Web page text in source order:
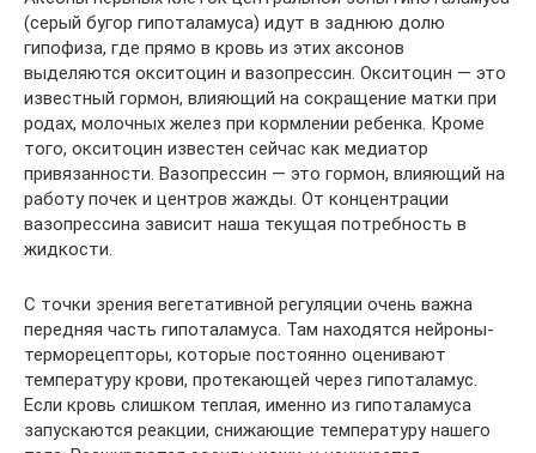
(серый бугор гипоталамуса) идут в заднюю долю
гипофиза, где прямо в кровь из этих аксонов
выделяются окситоцин и вазопрессин. Окситоцин — это
известный гормон, влияющий на сокращение матки при
родах, молочных желез при кормлении ребенка. Кроме
того, окситоцин известен сейчас как медиатор
привязанности. Вазопрессин — это гормон, влияющий на
работу почек и центров жажды. От концентрации
вазопрессина зависит наша текущая потребность в
жидкости.
С точки зрения вегетативной регуляции очень важна
передняя часть гипоталамуса. Там находятся нейроны-
терморецепторы, которые постоянно оценивают
температуру крови, протекающей через гипоталамус.
Если кровь слишком теплая, именно из гипоталамуса
запускаются реакции, снижающие температуру нашего